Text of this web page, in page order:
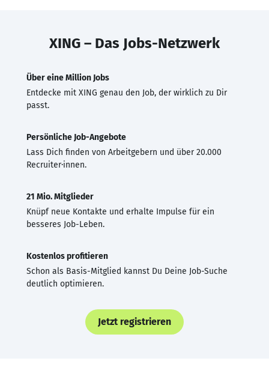
XING – Das Jobs-Netzwerk
Über eine Million Jobs
Entdecke mit XING genau den Job, der wirklich zu Dir
passt.
Persönliche Job-Angebote
Lass Dich finden von Arbeitgebern und über 20.000
Recruiter·innen.
21 Mio. Mitglieder
Knüpf neue Kontakte und erhalte Impulse für ein
besseres Job-Leben.
Kostenlos profitieren
Schon als Basis-Mitglied kannst Du Deine Job-Suche
deutlich optimieren.
Jetzt registrieren